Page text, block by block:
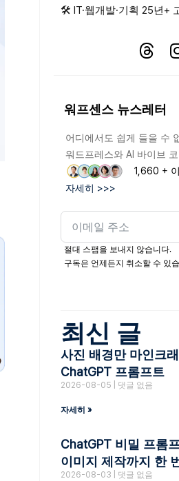
🛠 IT·웹개발·기획 25년+
워프센스 뉴스레터
어디에서도 쉽게 들을 수
워드프레스와 AI 바이브
1,660 +
자세히 >>>
절대 스팸을 보내지 않습니다.
구독은 언제든지 취소할 수 있
최신 글
사진 배경만 마인크
ChatGPT 프롬프트
2026-08-05 댓글 없음
자세히 »
ChatGPT 비밀 프롬
이미지 제작까지 한
2026-08-03 댓글 없음